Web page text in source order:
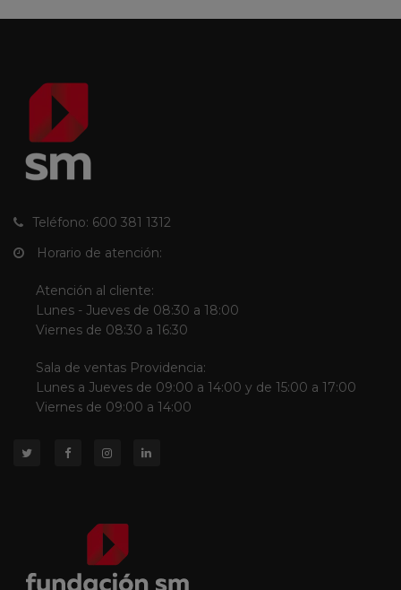
Teléfono: 600 381 1312
Horario de atención:
Atención al cliente:
Lunes - Jueves de 08:30 a 18:00
Viernes de 08:30 a 16:30
Sala de ventas Providencia:
Lunes a Jueves de 09:00 a 14:00 y de 15:00 a 17:00
Viernes de 09:00 a 14:00